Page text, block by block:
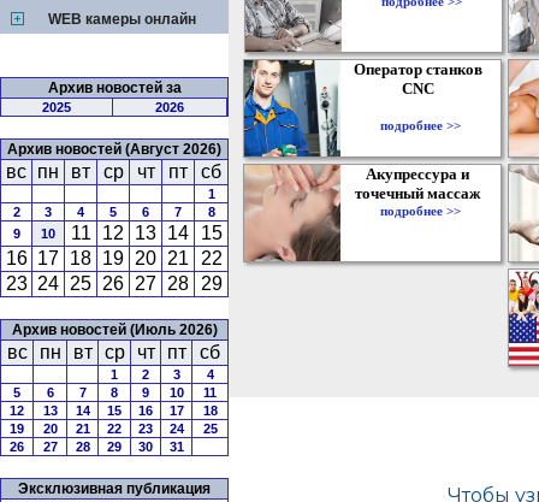
WEB камеры онлайн
Архив новостей за
2025 2026
Архив новостей (Август 2026)
вс пн вт ср чт пт сб
1
2
3 4 5 6 7
8
9
10 11 12 13 14
15
16 17 18 19 20 21
22
23 24 25 26 27 28 29
Архив новостей (Июль 2026)
вс пн вт ср чт пт сб
1 2 3
4
5
6 7 8 9 10
11
12
13 14 15 16 17
18
19
20 21 22 23 24
25
26
27 28 29 30 31
Эксклюзивная публикация
Оператор станков
CNC
подробнее >>
Акупрессура и
точечный массаж
подробнее >>